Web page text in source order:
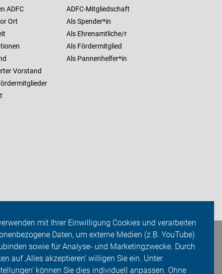
mit Ihrer Einwilligung Cookies und verarbeiten
Daten, um externe Medien (z.B. YouTube)
sowie für Analyse- und Marketingzwecke. Durch
auf ‚Alles akzeptieren‘ willigen Sie ein. Unter
können Sie dies individuell anpassen. Ohne
ADFC
Ort
Vorstand
ADFC-Mitgliedschaft
Als Spender*in
Als Ehrenamtliche/r
Als Fördermitglied
Als Pannenhelfer*in